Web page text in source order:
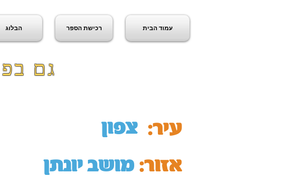
עמוד הבית רכישת הספר הבלוג
גם
צפון עיר:
מושב יונתן אזור: